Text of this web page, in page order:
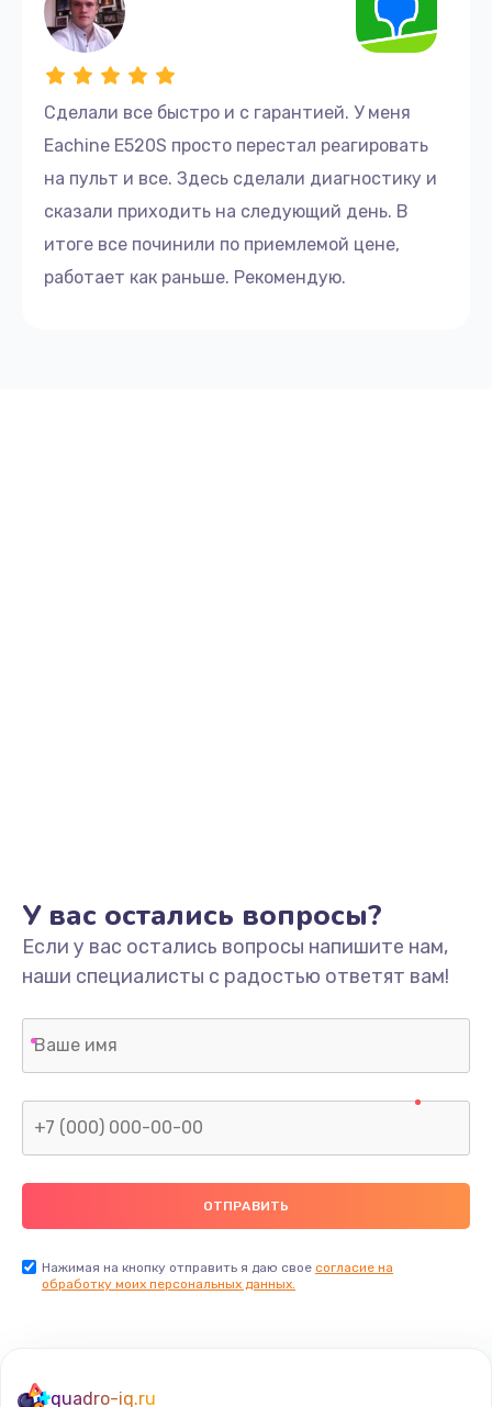
Сделали все быстро и с гарантией. У меня
Eachine E520S просто перестал реагировать
на пульт и все. Здесь сделали диагностику и
сказали приходить на следующий день. В
итоге все починили по приемлемой цене,
работает как раньше. Рекомендую.
У вас остались вопросы?
Если у вас остались вопросы напишите нам,
наши специалисты с радостью ответят вам!
Нажимая на кнопку отправить я даю свое согласие на
обработку моих персональных данных.
quadro-iq.ru